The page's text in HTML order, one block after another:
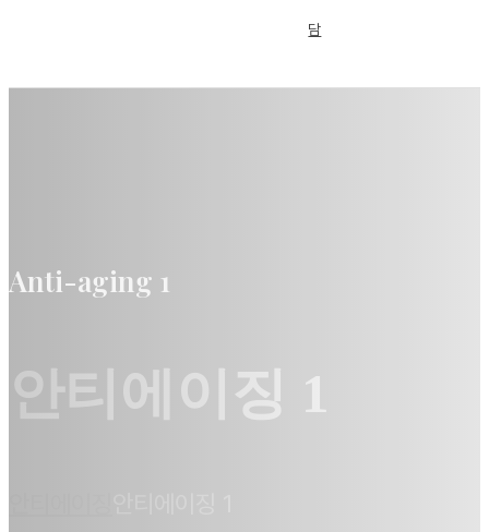
담
Anti-aging 1
안티에이징 1